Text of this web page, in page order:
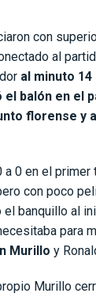
con
al
al minuto 14
balón en el
florense y
a 0 en el
con poco
el banquillo al
para
Murillo y
Murillo